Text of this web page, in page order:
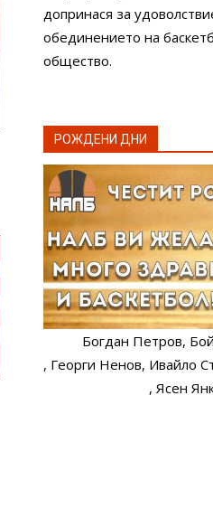
допринася за
обединението на
общество.
РОЖДЕНИ ДНИ
Богдан Петров,
, Георги Ненов, Ивайло
, Ясен